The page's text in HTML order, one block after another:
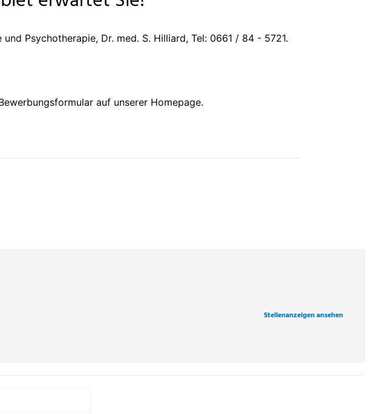
Psychotherapie, Dr. med. S. Hilliard, Tel: 0661 / 84 - 5721.
auf unserer Homepage.
Stellenanzeigen ansehen